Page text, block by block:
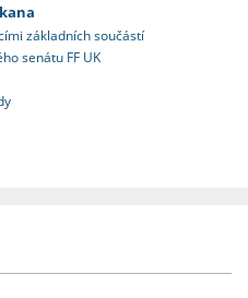
základních součástí
senátu FF UK